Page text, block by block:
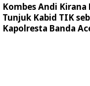
Kombes Andi Kirana
Tunjuk Kabid TIK
Kapolresta Banda